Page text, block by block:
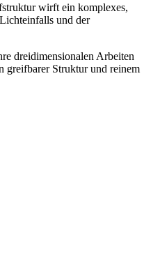
wirft ein komplexes,
und der
dreidimensionalen Arbeiten
greifbarer Struktur und reinem